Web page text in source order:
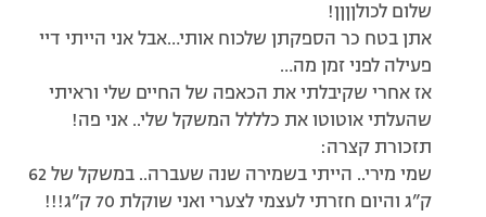
שלום לכולןןןן!
אתן בטח כר הספקתן שלכוח אותי…אבל אני הייתי דיי
פעילה לפני זמן מה…
אז אחרי שקיבלתי את הכאפה של החיים שלי וראיתי
שהעלתי אוטוטו את כלללל המשקל שלי.. אני פה!
תזכורת קצרה:
שמי מירי.. הייתי בשמירה שנה שעברה.. במשקל של 62
ק”ג והיום חזרתי לעצמי לצערי ואני שוקלת 70 ק”ג!!!